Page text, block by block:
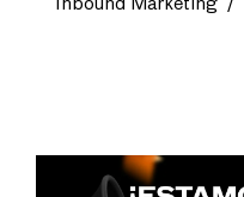
Inbound Marketing /